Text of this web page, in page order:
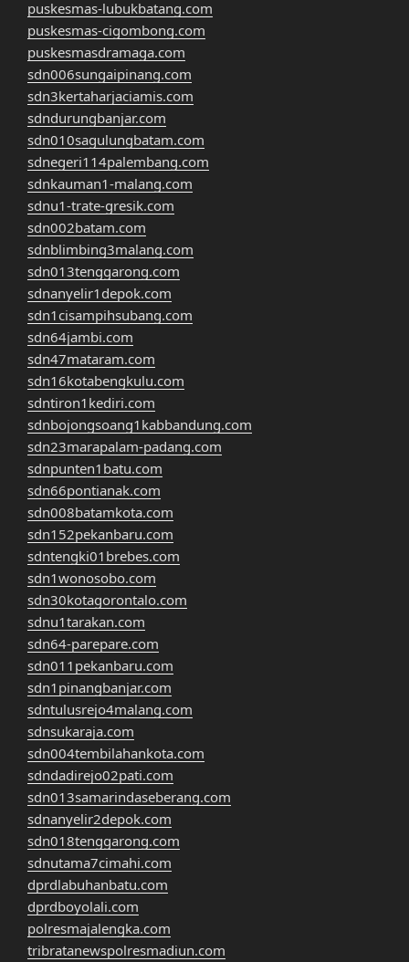
puskesmas-lubukbatang.com
puskesmas-cigombong.com
puskesmasdramaga.com
sdn006sungaipinang.com
sdn3kertaharjaciamis.com
sdndurungbanjar.com
sdn010sagulungbatam.com
sdnegeri114palembang.com
sdnkauman1-malang.com
sdnu1-trate-gresik.com
sdn002batam.com
sdnblimbing3malang.com
sdn013tenggarong.com
sdnanyelir1depok.com
sdn1cisampihsubang.com
sdn64jambi.com
sdn47mataram.com
sdn16kotabengkulu.com
sdntiron1kediri.com
sdnbojongsoang1kabbandung.com
sdn23marapalam-padang.com
sdnpunten1batu.com
sdn66pontianak.com
sdn008batamkota.com
sdn152pekanbaru.com
sdntengki01brebes.com
sdn1wonosobo.com
sdn30kotagorontalo.com
sdnu1tarakan.com
sdn64-parepare.com
sdn011pekanbaru.com
sdn1pinangbanjar.com
sdntulusrejo4malang.com
sdnsukaraja.com
sdn004tembilahankota.com
sdndadirejo02pati.com
sdn013samarindaseberang.com
sdnanyelir2depok.com
sdn018tenggarong.com
sdnutama7cimahi.com
dprdlabuhanbatu.com
dprdboyolali.com
polresmajalengka.com
tribratanewspolresmadiun.com